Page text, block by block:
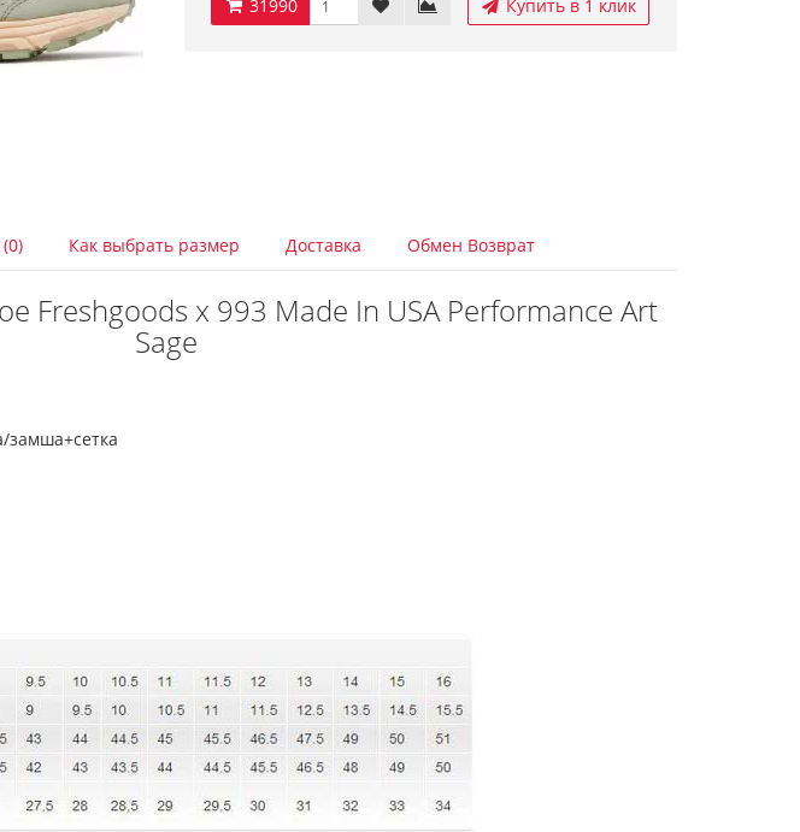
31990 Купить в 1 клик
Как выбрать размер Доставка Обмен Возврат
Freshgoods x 993 Made In USA Performance Art
Sage
замша+сетка